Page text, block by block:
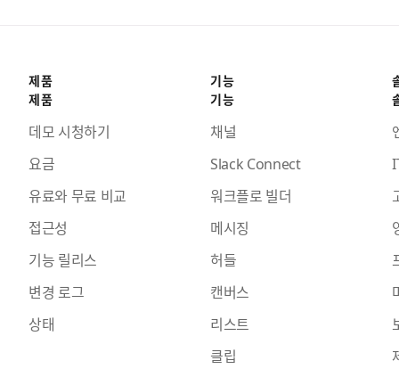
제품
제품
데모 시청하기
요금
유료와 무료 비교
접근성
기능 릴리스
변경 로그
상태
기능
기능
채널
Slack Connect
워크플로 빌더
메시징
허들
캔버스
리스트
클립